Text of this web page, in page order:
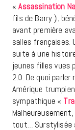
«Assassination
fils de Barry ),
avant première
salles françaises.
suite à une
jeunes filles vues
2.0. De quoi
Amérique
sympathique «
tout… Surstylisée